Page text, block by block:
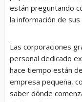
están preguntando
la información de sus
Las corporaciones
personal dedicado
hace tiempo están
empresa pequeña,
saber dónde